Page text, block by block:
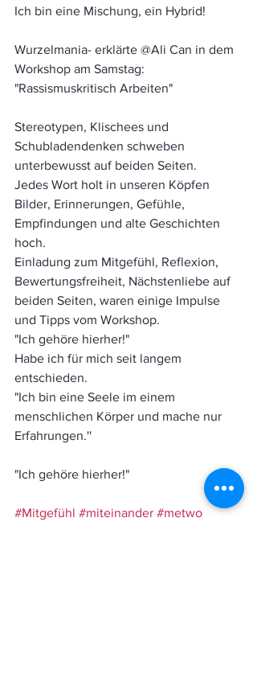
Ich bin eine Mischung, ein Hybrid!
Wurzelmania- erklärte @Ali Can in dem
Workshop am Samstag:
"Rassismuskritisch Arbeiten"
Stereotypen, Klischees und
Schubladendenken schweben
unterbewusst auf beiden Seiten.
Jedes Wort holt in unseren Köpfen
Bilder, Erinnerungen, Gefühle,
Empfindungen und alte Geschichten
hoch.
Einladung zum Mitgefühl, Reflexion,
Bewertungsfreiheit, Nächstenliebe auf
beiden Seiten, waren einige Impulse
und Tipps vom Workshop.
"Ich gehöre hierher!"
Habe ich für mich seit langem
entschieden.
"Ich bin eine Seele im einem
menschlichen Körper und mache nur
Erfahrungen.''
"Ich gehöre hierher!"
#Mitgefühl #miteinander #metwo